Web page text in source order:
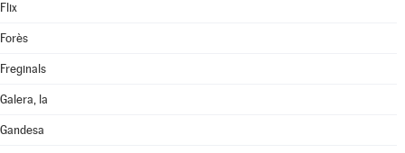
Flix
Forès
Freginals
Galera, la
Gandesa